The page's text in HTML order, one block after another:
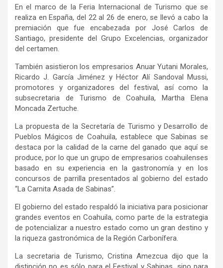
En el marco de la Feria Internacional de Turismo que se
realiza en España, del 22 al 26 de enero, se llevó a cabo la
premiación que fue encabezada por José Carlos de
Santiago, presidente del Grupo Excelencias, organizador
del certamen.
También asistieron los empresarios Anuar Yutani Morales,
Ricardo J. García Jiménez y Héctor Alí Sandoval Mussi,
promotores y organizadores del festival, así como la
subsecretaria de Turismo de Coahuila, Martha Elena
Moncada Zertuche.
La propuesta de la Secretaría de Turismo y Desarrollo de
Pueblos Mágicos de Coahuila, establece que Sabinas se
destaca por la calidad de la carne del ganado que aquí se
produce, por lo que un grupo de empresarios coahuilenses
basado en su experiencia en la gastronomía y en los
concursos de parrilla presentados al gobierno del estado
“La Carnita Asada de Sabinas”.
El gobierno del estado respaldó la iniciativa para posicionar
grandes eventos en Coahuila, como parte de la estrategia
de potencializar a nuestro estado como un gran destino y
la riqueza gastronómica de la Región Carbonífera.
La secretaria de Turismo, Cristina Amezcua dijo que la